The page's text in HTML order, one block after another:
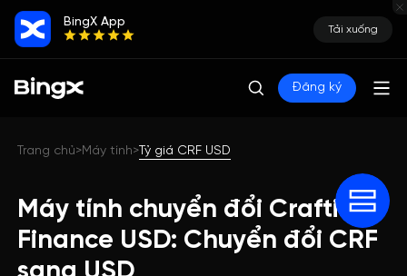
BingX App
Tải xuống
Đăng ký
Trang chủ>Máy tính>Tỷ giá CRF USD
Máy tính chuyển đổi Crafting
Finance USD: Chuyển đổi CRF